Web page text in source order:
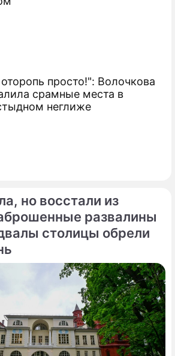
просто!": Волочкова
срамные места в
неглиже
но восстали из
развалины
столицы обрели